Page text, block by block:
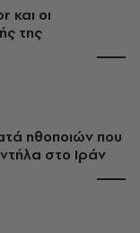
και οι
της
ηθοποιών που
στο Ιράν